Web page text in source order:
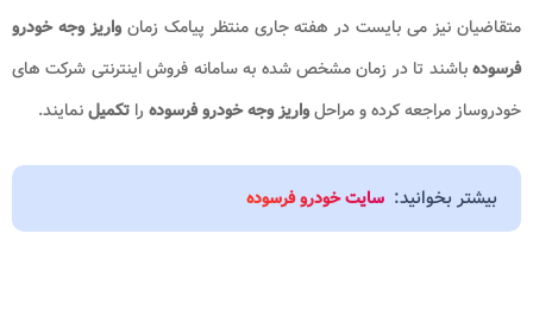
متقاضیان نیز می بایست در هفته جاری منتظر پیامک زمانواریز وجه خودرو
فرسودهباشند تا در زمان مشخص شده به سامانه فروش اینترنتی شرکت های
خودروساز مراجعه کرده و مراحلواریز وجه خودرو فرسوده را تکمیلنمایند.
بیشتر بخوانید: سایت خودرو فرسوده